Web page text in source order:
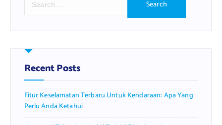
r
h
f
o
:
Recent Posts
Fitur Keselamatan Terbaru Untuk Kendaraan: Apa Yang
Perlu Anda Ketahui